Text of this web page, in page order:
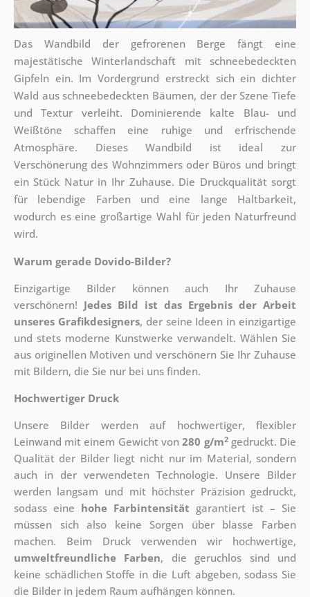
Das Wandbild der gefrorenen Berge fängt eine
majestätische Winterlandschaft mit schneebedeckten
Gipfeln ein. Im Vordergrund erstreckt sich ein dichter
Wald aus schneebedeckten Bäumen, der der Szene Tiefe
und Textur verleiht. Dominierende kalte Blau- und
Weißtöne schaffen eine ruhige und erfrischende
Atmosphäre. Dieses Wandbild ist ideal zur
Verschönerung des Wohnzimmers oder Büros und bringt
ein Stück Natur in Ihr Zuhause. Die Druckqualität sorgt
für lebendige Farben und eine lange Haltbarkeit,
wodurch es eine großartige Wahl für jeden Naturfreund
wird.
Warum gerade Dovido-Bilder?
Einzigartige Bilder können auch Ihr Zuhause
verschönern! Jedes Bild ist das Ergebnis der Arbeit
unseres Grafikdesigners, der seine Ideen in einzigartige
und stets moderne Kunstwerke verwandelt. Wählen Sie
aus originellen Motiven und verschönern Sie Ihr Zuhause
mit Bildern, die Sie nur bei uns finden.
Hochwertiger Druck
Unsere Bilder werden auf hochwertiger, flexibler
Leinwand mit einem Gewicht von280 g/m2gedruckt. Die
Qualität der Bilder liegt nicht nur im Material, sondern
auch in der verwendeten Technologie. Unsere Bilder
werden langsam und mit höchster Präzision gedruckt,
sodass eine hohe Farbintensität garantiert ist – Sie
müssen sich also keine Sorgen über blasse Farben
machen. Beim Druck verwenden wir hochwertige,
umweltfreundliche Farben, die geruchlos sind und
keine schädlichen Stoffe in die Luft abgeben, sodass Sie
die Bilder in jedem Raum aufhängen können.